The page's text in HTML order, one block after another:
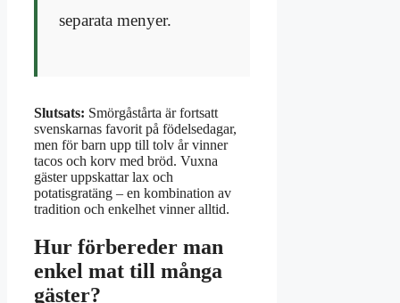
separata menyer.
Slutsats: Smörgåstårta är fortsatt
svenskarnas favorit på födelsedagar,
men för barn upp till tolv år vinner
tacos och korv med bröd. Vuxna
gäster uppskattar lax och
potatisgratäng – en kombination av
tradition och enkelhet vinner alltid.
Hur förbereder man
enkel mat till många
gäster?